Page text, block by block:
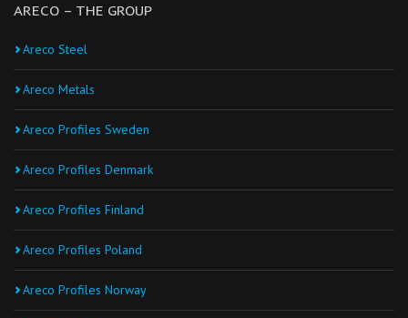
ARECO – THE GROUP
Areco Steel
Areco Metals
Areco Profiles Sweden
Areco Profiles Denmark
Areco Profiles Finland
Areco Profiles Poland
Areco Profiles Norway